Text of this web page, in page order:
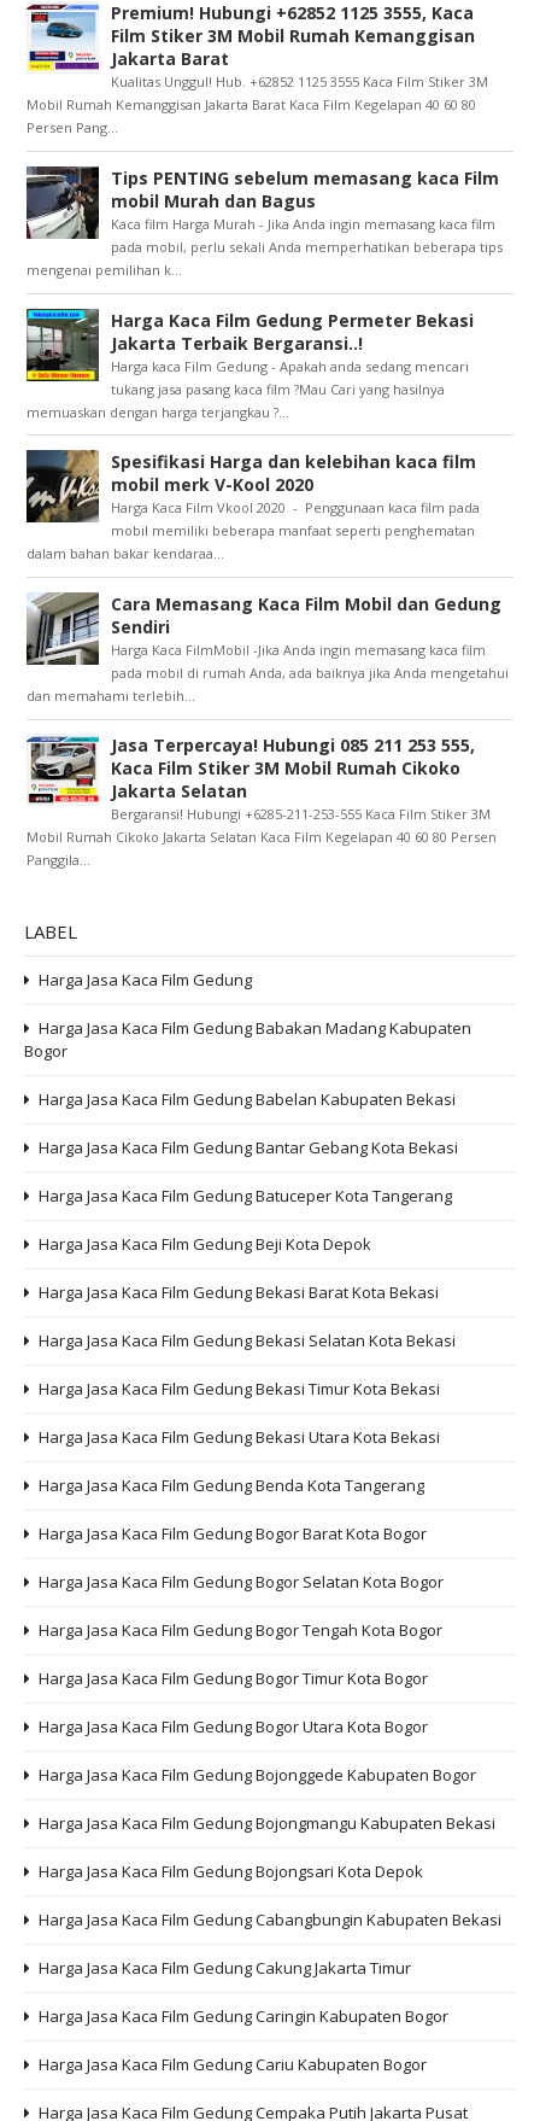
Premium! Hubungi +62852 1125 3555, Kaca
Film Stiker 3M Mobil Rumah Kemanggisan
Jakarta Barat
Kualitas Unggul! Hub. +62852 1125 3555 Kaca Film Stiker 3M
Mobil Rumah Kemanggisan Jakarta Barat Kaca Film Kegelapan 40 60 80
Persen Pang...
Tips PENTING sebelum memasang kaca Film
mobil Murah dan Bagus
Kaca film Harga Murah - Jika Anda ingin memasang kaca film
pada mobil, perlu sekali Anda memperhatikan beberapa tips
mengenai pemilihan k...
Harga Kaca Film Gedung Permeter Bekasi
Jakarta Terbaik Bergaransi..!
Harga kaca Film Gedung - Apakah anda sedang mencari
tukang jasa pasang kaca film ?Mau Cari yang hasilnya
memuaskan dengan harga terjangkau ?...
Spesifikasi Harga dan kelebihan kaca film
mobil merk V-Kool 2020
Harga Kaca Film Vkool 2020 - Penggunaan kaca film pada
mobil memiliki beberapa manfaat seperti penghematan
dalam bahan bakar kendaraa...
Cara Memasang Kaca Film Mobil dan Gedung
Sendiri
Harga Kaca FilmMobil -Jika Anda ingin memasang kaca film
pada mobil di rumah Anda, ada baiknya jika Anda mengetahui
dan memahami terlebih...
Jasa Terpercaya! Hubungi 085 211 253 555,
Kaca Film Stiker 3M Mobil Rumah Cikoko
Jakarta Selatan
Bergaransi! Hubungi +6285-211-253-555 Kaca Film Stiker 3M
Mobil Rumah Cikoko Jakarta Selatan Kaca Film Kegelapan 40 60 80 Persen
Panggila...
LABEL
Harga Jasa Kaca Film Gedung
Harga Jasa Kaca Film Gedung Babakan Madang Kabupaten
Bogor
Harga Jasa Kaca Film Gedung Babelan Kabupaten Bekasi
Harga Jasa Kaca Film Gedung Bantar Gebang Kota Bekasi
Harga Jasa Kaca Film Gedung Batuceper Kota Tangerang
Harga Jasa Kaca Film Gedung Beji Kota Depok
Harga Jasa Kaca Film Gedung Bekasi Barat Kota Bekasi
Harga Jasa Kaca Film Gedung Bekasi Selatan Kota Bekasi
Harga Jasa Kaca Film Gedung Bekasi Timur Kota Bekasi
Harga Jasa Kaca Film Gedung Bekasi Utara Kota Bekasi
Harga Jasa Kaca Film Gedung Benda Kota Tangerang
Harga Jasa Kaca Film Gedung Bogor Barat Kota Bogor
Harga Jasa Kaca Film Gedung Bogor Selatan Kota Bogor
Harga Jasa Kaca Film Gedung Bogor Tengah Kota Bogor
Harga Jasa Kaca Film Gedung Bogor Timur Kota Bogor
Harga Jasa Kaca Film Gedung Bogor Utara Kota Bogor
Harga Jasa Kaca Film Gedung Bojonggede Kabupaten Bogor
Harga Jasa Kaca Film Gedung Bojongmangu Kabupaten Bekasi
Harga Jasa Kaca Film Gedung Bojongsari Kota Depok
Harga Jasa Kaca Film Gedung Cabangbungin Kabupaten Bekasi
Harga Jasa Kaca Film Gedung Cakung Jakarta Timur
Harga Jasa Kaca Film Gedung Caringin Kabupaten Bogor
Harga Jasa Kaca Film Gedung Cariu Kabupaten Bogor
Harga Jasa Kaca Film Gedung Cempaka Putih Jakarta Pusat